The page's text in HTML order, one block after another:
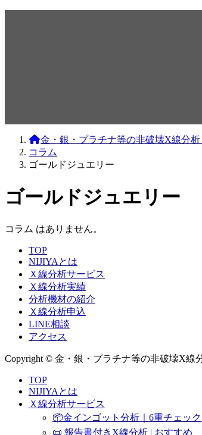
金・銀・プラチナ等の非破壊X線分
コラム
ゴールドジュエリー
ゴールドジュエリー
コラム はありません。
TOP
NIJIYAとは
Ｘ線分析サービス
Ｘ線分析実績
分析機材の紹介
Ｘ線分析申込
LINE相談
アクセス
Copyright © 金・銀・プラチナ等の非破壊X線
TOP
NIJIYAとは
Ｘ線分析サービス
📦金インゴット分析｜6重チェック
📜 報告書付きX線分析 | おすすめ